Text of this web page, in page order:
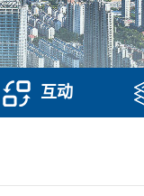
互动